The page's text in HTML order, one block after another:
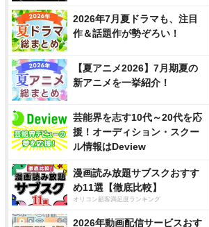
2026年7月夏ドラマも、注目
作＆話題作が勢ぞろい！
【夏アニメ2026】7月期夏の
新アニメを一挙紹介！
芸能界を志す10代～20代を応
援！オーディション・スクー
ル情報はDeview
漫画読み放題サブスクおすす
め11選【徹底比較】
オリコン顧客満足度ランキング
2026年動画配信サービスおす